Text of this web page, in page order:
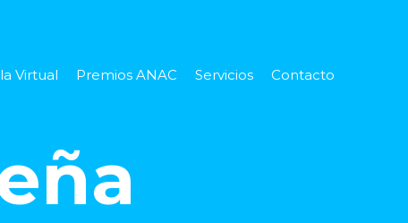
Virtual Premios ANAC Servicios Contacto